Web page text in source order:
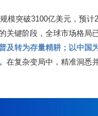
模突破3100亿美元，预计
关键阶段，全球市场格局
及转为存量精耕；以中国
在复杂变局中，精准洞悉